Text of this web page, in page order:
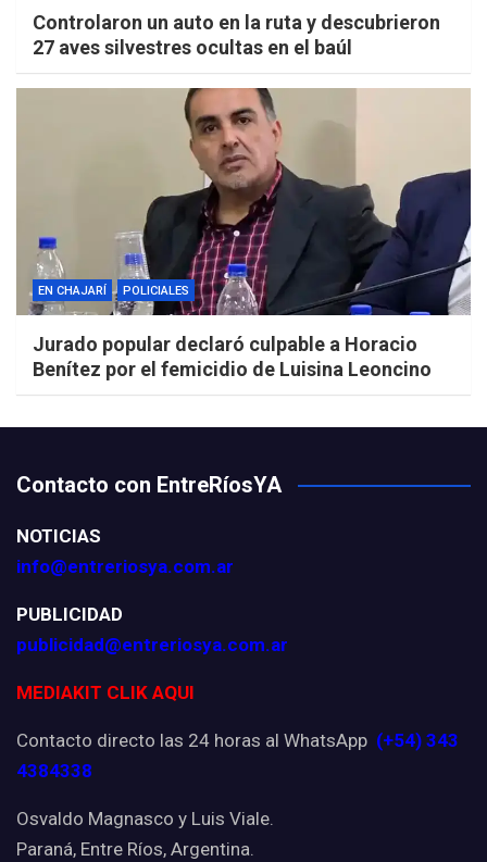
Controlaron un auto en la ruta y descubrieron
27 aves silvestres ocultas en el baúl
EN CHAJARÍ POLICIALES
Jurado popular declaró culpable a Horacio
Benítez por el femicidio de Luisina Leoncino
Contacto con EntreRíosYA
NOTICIAS
info@entreriosya.com.ar
PUBLICIDAD
publicidad@entreriosya.com.ar
MEDIAKIT CLIK AQUI
Contacto directo las 24 horas al WhatsApp (+54) 343
4384338
Osvaldo Magnasco y Luis Viale.
Paraná, Entre Ríos, Argentina.